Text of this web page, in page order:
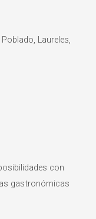
Laureles,
con
gastronómicas